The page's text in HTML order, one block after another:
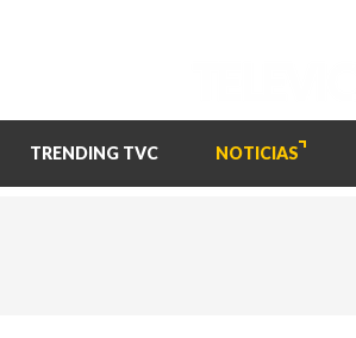
TRENDING TVC NOTICIAS